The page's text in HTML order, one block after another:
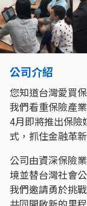
公司介紹
您知道台灣愛買
我們看重保險產
4月即將推出保險
式，抓住金融革
公司由資深保險
境並替台灣社會
我們邀請勇於挑